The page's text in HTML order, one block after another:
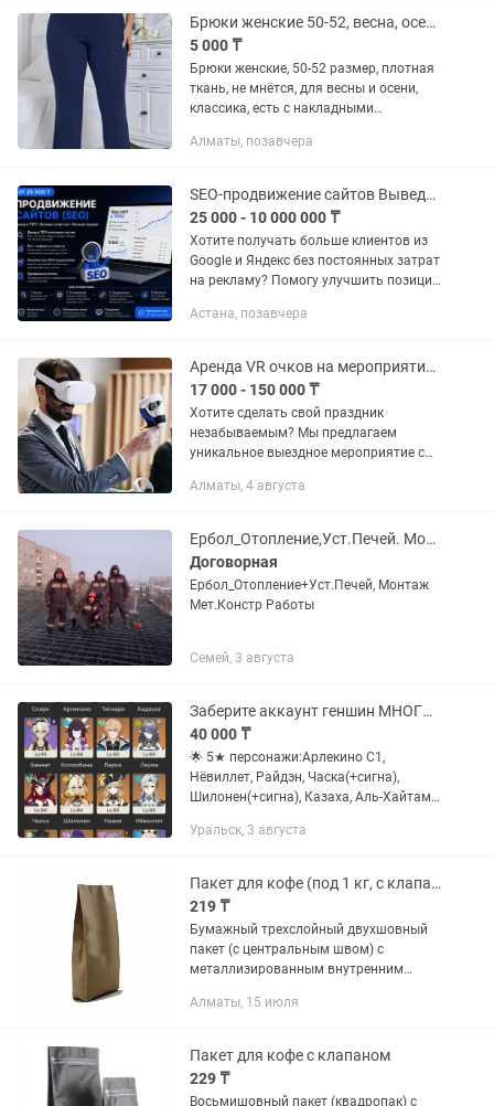
Брюки женские 50-52, весна, осень
5 000 ₸
Брюки женские, 50-52 размер, плотная
ткань, не мнётся, для весны и осени,
классика, есть с накладными
мет.украшениями.рост 150-160
Алматы, позавчера
SEO-продвижение сайтов Выведу сайт в ТОП поисковых систем
25 000 - 10 000 000 ₸
Хотите получать больше клиентов из
Google и Яндекс без постоянных затрат
на рекламу? Помогу улучшить позиции
увеличить количество целевых
Астана, позавчера
Аренда VR очков на мероприятия прокат Meta Quest 3 VR виар шлем
17 000 - 150 000 ₸
Хотите сделать свой праздник
незабываемым? Мы предлагаем
уникальное выездное мероприятие с
удивит ваших гостей! Напишите нам, и
предложение...
Алматы, 4 августа
Ербол_Отопление,Уст.Печей. Монтажные Работы Мет.Конструкции
Договорная
Ербол_Отопление+Уст.Печей, Монтаж
Мет.Констр Работы
Семей, 3 августа
Заберите аккаунт геншин МНОГО ЛЕГ
40 000 ₸
🌟 5★ персонажи:Арлекино C1,
Нёвиллет, Райдэн, Часка(+сигна),
Шилонен(+сигна), Казаха, Аль-Хайтам,
(Мона C3, Тигнари C2, Дэхья C2 и др.) ⚔️
Уральск, 3 августа
Пакет для кофе (под 1 кг, с клапаном дегазации)
219 ₸
Бумажный трехслойный двухшовный
пакет (с центральным швом) с
металлизированным внутренним
зернового или молотого кофе, чая,
(для...
Алматы, 15 июля
Пакет для кофе с клапаном
229 ₸
Восьмишовный пакет (квадропак) с